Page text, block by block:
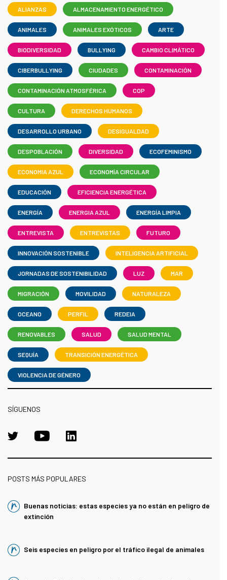
ALIANZAS ALMACENAMIENTO ENERGÉTICO
ANIMALES ANIMALES EXÓTICOS ARTE
BIODIVERSIDAD BULLYING CAMBIO CLIMÁTICO
CIBERBULLYING CIUDADES CONTAMINACIÓN
CONTAMINACIÓN ATMOSFÉRICA COP
CULTURA DERECHOS HUMANOS
DESARROLLO URBANO DESIGUALDAD
DESPOBLACIÓN DIVERSIDAD ECOFEMINISMO
ECONOMIA AZUL ECONOMÍA CIRCULAR
EDUCACIÓN EFICIENCIA ENERGÉTICA
ENERGÍA ENERGIA AZUL ENERGÍA LIMPIA
ENTREVISTA ENTREVISTAS FUTURO
INNOVACIÓN SOSTENIBLE INTELIGENCIA ARTIFICIAL
JORNADAS DE SOSTENIBILIDAD LUZ MAR
MIGRACIÓN MOVILIDAD NATURALEZA
OCEANO PERFIL REDEIA
RENOVABLES SALUD SALUD MENTAL
SEQUÍA TRANSICIÓN ENERGÉTICA
VIOLENCIA DE GÉNERO
SÍGUENOS
POSTS MÁS POPULARES
Buenas noticias: estas especies ya no están en peligro de
extinción
Seis especies en peligro por el tráfico ilegal de animales